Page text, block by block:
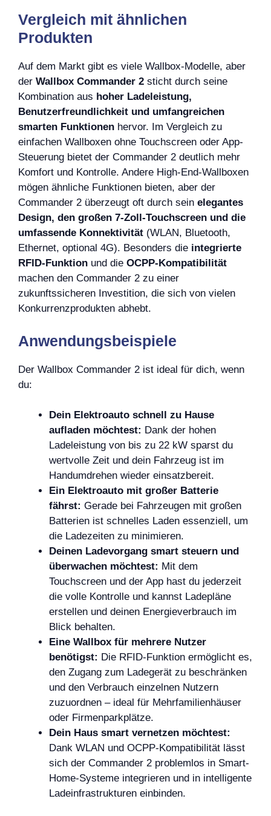
Vergleich mit ähnlichen
Produkten
Auf dem Markt gibt es viele Wallbox-Modelle, aber
der Wallbox Commander 2 sticht durch seine
Kombination aus hoher Ladeleistung,
Benutzerfreundlichkeit und umfangreichen
smarten Funktionen hervor. Im Vergleich zu
einfachen Wallboxen ohne Touchscreen oder App-
Steuerung bietet der Commander 2 deutlich mehr
Komfort und Kontrolle. Andere High-End-Wallboxen
mögen ähnliche Funktionen bieten, aber der
Commander 2 überzeugt oft durch sein elegantes
Design, den großen 7-Zoll-Touchscreen und die
umfassende Konnektivität (WLAN, Bluetooth,
Ethernet, optional 4G). Besonders die integrierte
RFID-Funktion und die OCPP-Kompatibilität
machen den Commander 2 zu einer
zukunftssicheren Investition, die sich von vielen
Konkurrenzprodukten abhebt.
Anwendungsbeispiele
Der Wallbox Commander 2 ist ideal für dich, wenn
du:
Dein Elektroauto schnell zu Hause
aufladen möchtest: Dank der hohen
Ladeleistung von bis zu 22 kW sparst du
wertvolle Zeit und dein Fahrzeug ist im
Handumdrehen wieder einsatzbereit.
Ein Elektroauto mit großer Batterie
fährst: Gerade bei Fahrzeugen mit großen
Batterien ist schnelles Laden essenziell, um
die Ladezeiten zu minimieren.
Deinen Ladevorgang smart steuern und
überwachen möchtest: Mit dem
Touchscreen und der App hast du jederzeit
die volle Kontrolle und kannst Ladepläne
erstellen und deinen Energieverbrauch im
Blick behalten.
Eine Wallbox für mehrere Nutzer
benötigst: Die RFID-Funktion ermöglicht es,
den Zugang zum Ladegerät zu beschränken
und den Verbrauch einzelnen Nutzern
zuzuordnen – ideal für Mehrfamilienhäuser
oder Firmenparkplätze.
Dein Haus smart vernetzen möchtest:
Dank WLAN und OCPP-Kompatibilität lässt
sich der Commander 2 problemlos in Smart-
Home-Systeme integrieren und in intelligente
Ladeinfrastrukturen einbinden.